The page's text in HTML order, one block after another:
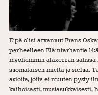
Eipä olisi arvannut Frans
perheelleen Eläintarhantie
myöhemmin alakerran salissa
suomalaisen mieltä ja sielua.
asioita, joita ei muuten pysty
kaihoisasti, mustasukkaisesti,